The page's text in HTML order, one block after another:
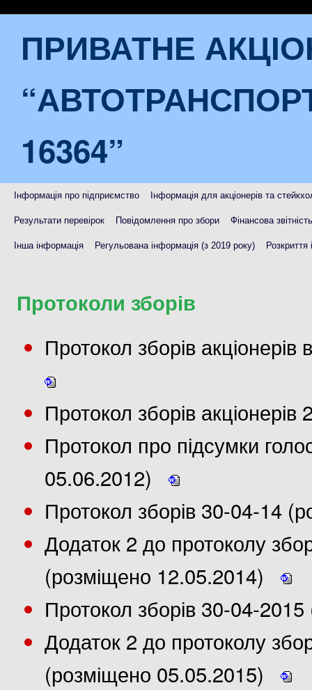
ПРИВАТНЕ
16364”
Інформація про підприємство Інформація для акціонерів та
Результати перевірок Повідомлення про збори Фінансова
Інша інформація Регульована інформація (з 2019 року) Розкриття
Протоколи зборів
Протокол зборів
Протокол зборів
Протокол про підсумки
05.06.2012)
Протокол зборів 30-04-14
Додаток 2 до протоколу
(розміщено 12.05.2014)
Протокол зборів 30-04-
Додаток 2 до протоколу
(розміщено 05.05.2015)